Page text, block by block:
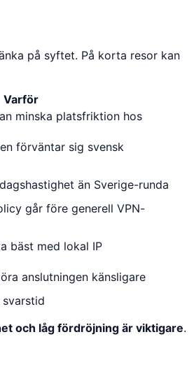
på syftet. På korta resor kan
Varför
minska platsfriktion hos
förväntar sig svensk
än Sverige-runda
går före generell VPN-
bäst med lokal IP
anslutningen känsligare
och låg fördröjning är viktigare.